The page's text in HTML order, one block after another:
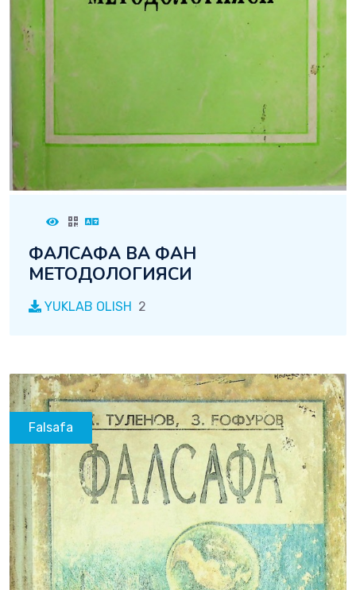
ФАЛСАФА ВА ФАН
МЕТОДОЛОГИЯСИ
YUKLAB OLISH 2
Falsafa